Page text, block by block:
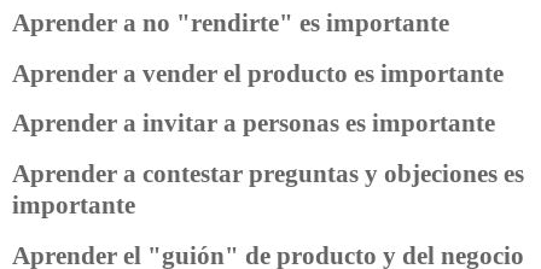
Aprender a no "rendirte" es importante
Aprender a vender el producto es importante
Aprender a invitar a personas es importante
Aprender a contestar preguntas y objeciones es
importante
Aprender el "guión" de producto y del negocio